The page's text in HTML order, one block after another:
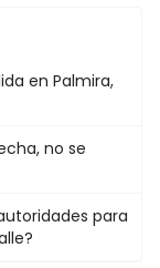
en Palmira,
no se
para